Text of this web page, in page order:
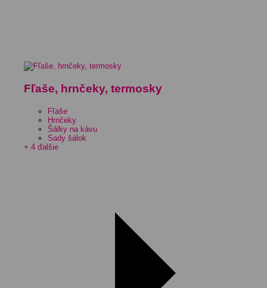
Fľaše, hrnčeky, termosky
Fľaše
Hrnčeky
Šálky na kávu
Sady šálok
+ 4 ďalšie